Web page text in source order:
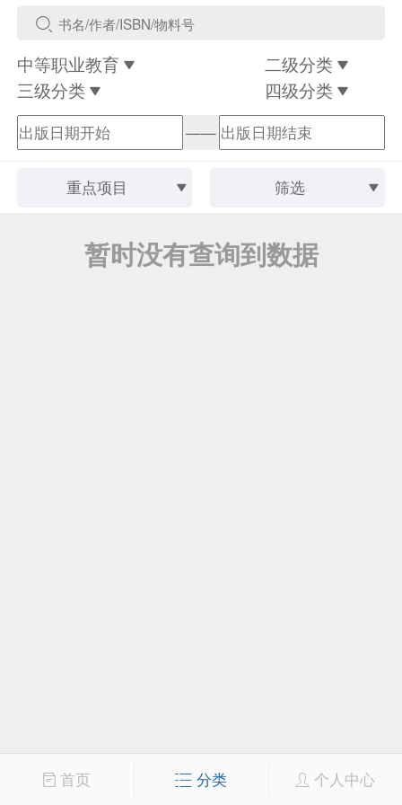
中等职业教育
二级分类
三级分类
四级分类
——
重点项目 筛选
暂时没有查询到数据
首页 分类 个人中心